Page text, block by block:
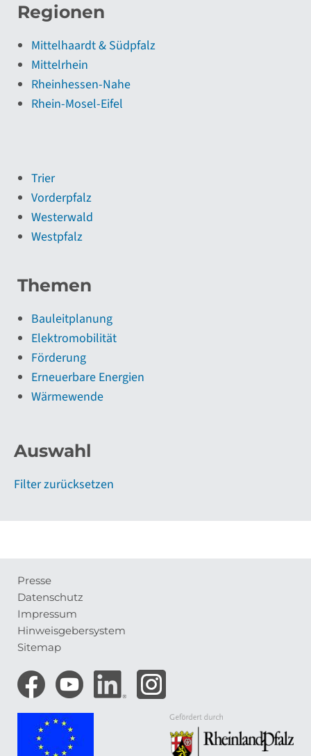
Regionen
Mittelhaardt & Südpfalz
Mittelrhein
Rheinhessen-Nahe
Rhein-Mosel-Eifel
Trier
Vorderpfalz
Westerwald
Westpfalz
Themen
Bauleitplanung
Elektromobilität
Förderung
Erneuerbare Energien
Wärmewende
Auswahl
Filter zurücksetzen
Meta-
Navigation
Presse
Datenschutz
Impressum
Hinweisgebersystem
Sitemap